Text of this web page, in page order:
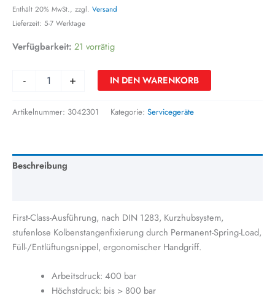
Enthält 20% MwSt., zzgl. Versand
Lieferzeit: 5-7 Werktage
Verfügbarkeit: 21 vorrätig
- + IN DEN WARENKORB
Artikelnummer: 3042301 Kategorie: Servicegeräte
Beschreibung
First-Class-Ausführung, nach DIN 1283, Kurzhubsystem,
stufenlose Kolbenstangenfixierung durch Permanent-Spring-Load,
Füll-/Entlüftungsnippel, ergonomischer Handgriff.
Arbeitsdruck: 400 bar
Höchstdruck: bis > 800 bar